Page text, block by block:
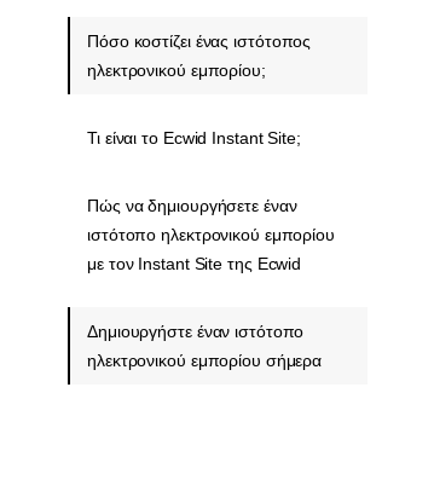
Πόσο κοστίζει ένας ιστότοπος
ηλεκτρονικού εμπορίου;
Τι είναι το Ecwid Instant Site;
Πώς να δημιουργήσετε έναν
ιστότοπο ηλεκτρονικού εμπορίου
με τον Instant Site της Ecwid
Δημιουργήστε έναν ιστότοπο
ηλεκτρονικού εμπορίου σήμερα